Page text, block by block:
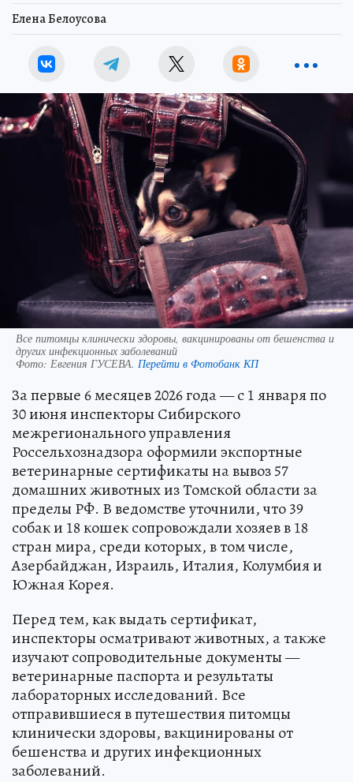
Елена Белоусова
Все питомцы клинически здоровы, вакцинированы от бешенства и
других инфекционных заболеваний
Фото: Евгения ГУСЕВА. Перейти в Фотобанк КП
За первые 6 месяцев 2026 года — с 1 января по
30 июня инспекторы Сибирского
межрегионального управления
Россельхознадзора оформили экспортные
ветеринарные сертификаты на вывоз 57
домашних животных из Томской области за
пределы РФ. В ведомстве уточнили, что 39
собак и 18 кошек сопровождали хозяев в 18
стран мира, среди которых, в том числе,
Азербайджан, Израиль, Италия, Колумбия и
Южная Корея.
Перед тем, как выдать сертификат,
инспекторы осматривают животных, а также
изучают сопроводительные документы —
ветеринарные паспорта и результаты
лабораторных исследований. Все
отправившиеся в путешествия питомцы
клинически здоровы, вакцинированы от
бешенства и других инфекционных
заболеваний.